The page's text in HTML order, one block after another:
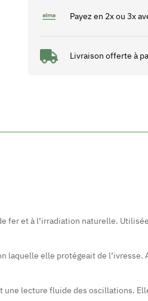
Payez en 2x ou 3x
Livraison offerte à
fer et à l’irradiation naturelle.
laquelle elle protégeait de
lecture fluide des oscillations.